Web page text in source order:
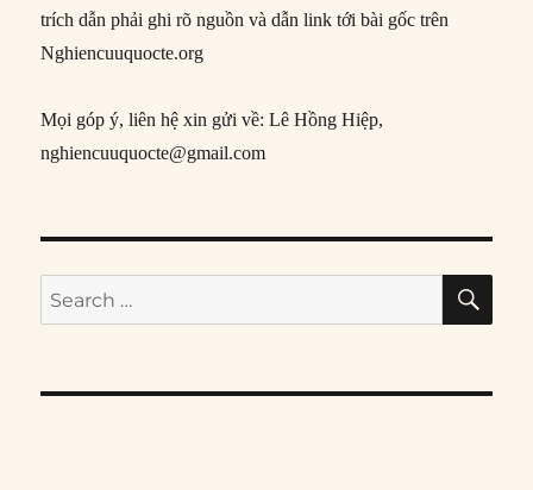
trích dẫn phải ghi rõ nguồn và dẫn link tới bài gốc trên
Nghiencuuquocte.org
Mọi góp ý, liên hệ xin gửi về: Lê Hồng Hiệp,
nghiencuuquocte@gmail.com
Search
for: